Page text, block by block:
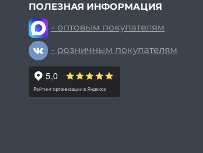
ПОЛЕЗНАЯ ИНФОРМАЦИЯ
- оптовым покупателям
- розничным покупателям